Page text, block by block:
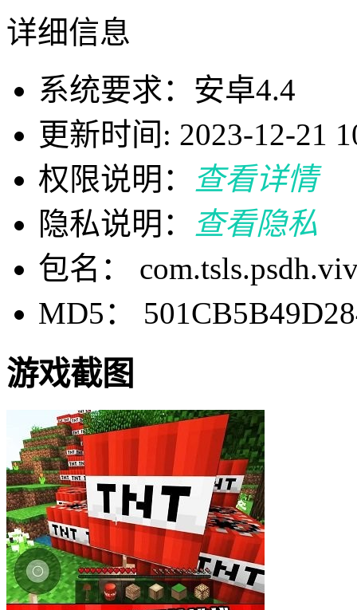
详细信息
系统要求：安卓4.4
更新时间: 2023-12-21
权限说明：
查看详情
隐私说明：
查看隐私
包名：
MD5：
游戏截图